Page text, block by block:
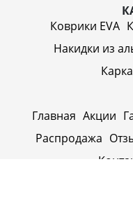
Коврики EVA
Накидки из
Главная Акции
Распродажа